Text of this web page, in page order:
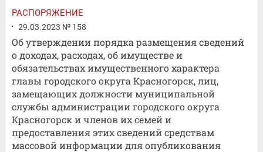
РАСПОРЯЖЕНИЕ
29.03.2023 № 158
Об утверждении порядка размещения сведений
о доходах, расходах, об имуществе и
обязательствах имущественного характера
главы городского округа Красногорск, лиц,
замещающих должности муниципальной
службы администрации городского округа
Красногорск и членов их семей и
предоставления этих сведений средствам
массовой информации для опубликования